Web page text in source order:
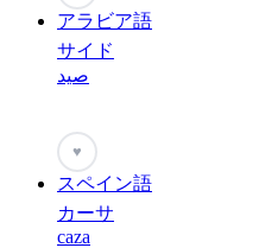
アラビア語
サイド
صيد
♥
スペイン語
カーサ
caza